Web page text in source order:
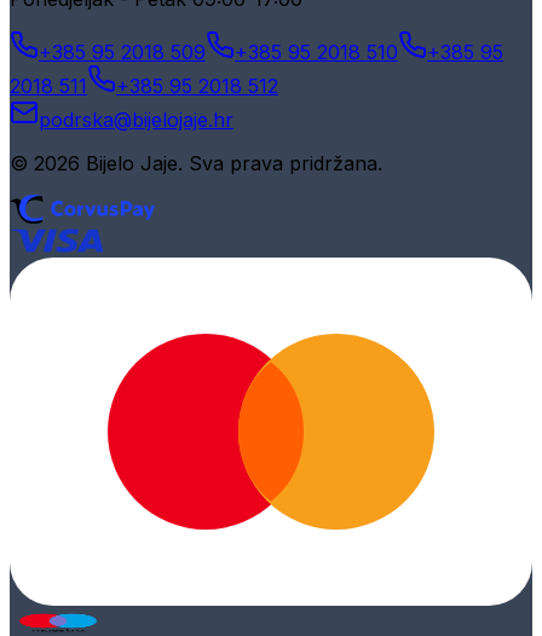
+385 95 2018 509 +385 95 2018 510
+385 95
2018 511
+385 95 2018 512
podrska@bijelojaje.hr
© 2026 Bijelo Jaje. Sva prava pridržana.